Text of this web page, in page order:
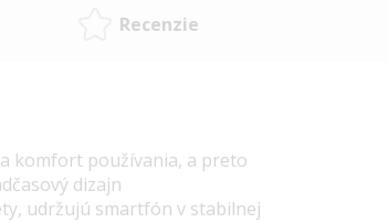
Recenzie
komfort používania, a preto
dizajn
udržujú smartfón v stabilnej